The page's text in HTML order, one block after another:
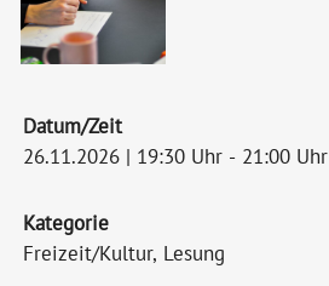
Datum/Zeit
26.11.2026 | 19:30 Uhr - 21:00 Uhr
Kategorie
Freizeit/Kultur, Lesung